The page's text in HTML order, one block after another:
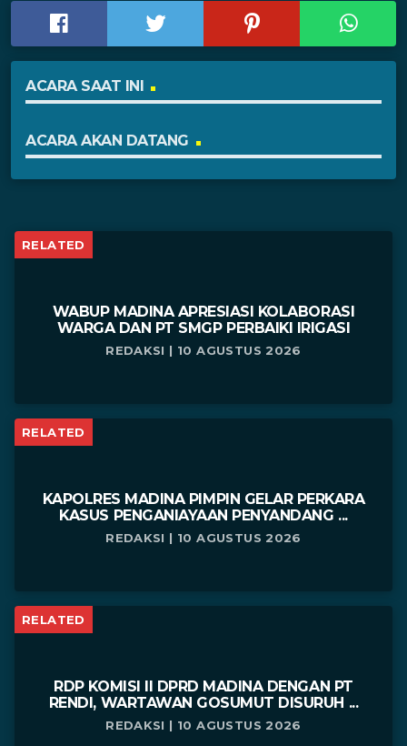
ACARA SAAT INI
ACARA AKAN DATANG
RELATED
WABUP MADINA APRESIASI KOLABORASI
WARGA DAN PT SMGP PERBAIKI IRIGASI
REDAKSI | 10 AGUSTUS 2026
RELATED
KAPOLRES MADINA PIMPIN GELAR PERKARA
KASUS PENGANIAYAAN PENYANDANG ...
REDAKSI | 10 AGUSTUS 2026
RELATED
RDP KOMISI II DPRD MADINA DENGAN PT
RENDI, WARTAWAN GOSUMUT DISURUH ...
REDAKSI | 10 AGUSTUS 2026